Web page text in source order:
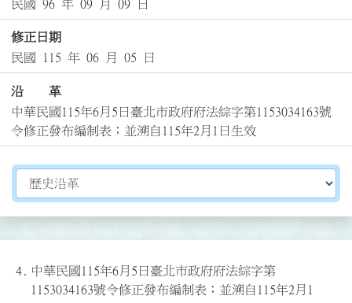
民國 96 年 09 月 09 日
修正日期
民國 115 年 06 月 05 日
沿 革
中華民國115年6月5日臺北市政府府法綜字第1153034163號
令修正發布編制表；並溯自115年2月1日生效
切換選擇法規資訊內容
4.
中華民國115年6月5日臺北市政府府法綜字第
1153034163號令修正發布編制表；並溯自115年2月1